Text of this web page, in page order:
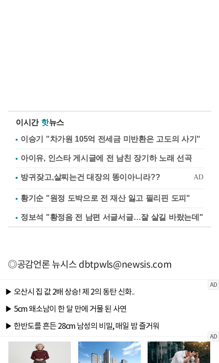
이시간 핫뉴스
이승기 "차가원 105억 전세금 미반환은 고도의 사기"
아이유, 인스타 게시글에 전 남친 장기하 노래 선곡
황기순 "원정 도박으로 전 재산 잃고 필리핀 도피"
정보석 "황정음 전 남편 서글서글…잘 살길 바랐는데"
◎공감언론 뉴시스dbtpwls@newsis.com